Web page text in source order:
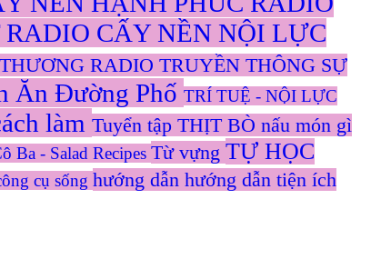
RADIO CẤY NỀN NỘI LỰC
RADIO TRUYỀN THÔNG SỰ
Ăn Đường Phố TRÍ TUỆ - NỘI LỰC
làm Tuyển tập THỊT BÒ nấu món gì
Ba - Salad Recipes Từ vựng TỰ HỌC
cụ sống hướng dẫn hướng dẫn tiện ích